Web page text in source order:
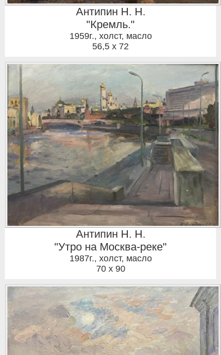
Антипин Н. Н.
"Кремль."
1959г., холст, масло
56,5 x 72
Антипин Н. Н.
"Утро на Москва-реке"
1987г., холст, масло
70 x 90